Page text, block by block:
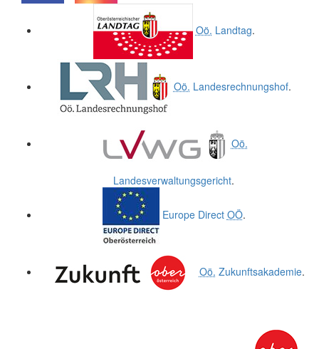
Oö. Landtag.
Oö. Landesrechnungshof.
Oö.
Landesverwaltungsgericht.
Europe Direct OÖ.
Oö. Zukunftsakademie.